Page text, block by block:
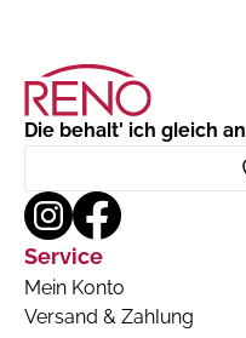
Die behalt' ich gleich an
Service
Mein Konto
Versand & Zahlung